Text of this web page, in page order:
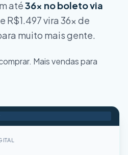
até36x no boleto via
R$1.497 vira 36x de
muito mais gente.
Mais vendas para